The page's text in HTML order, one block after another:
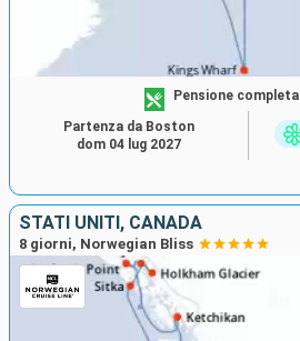
Pensione completa
Partenza da Boston
dom 04 lug 2027
STATI UNITI, CANADA
8 giorni, Norwegian Bliss